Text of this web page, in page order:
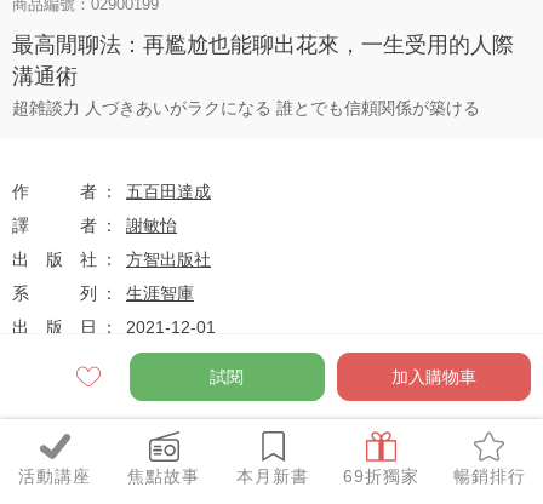
活動講座 焦點故事 本月新書 69折獨家 暢銷排行
商品編號：02900199
最高閒聊法：再尷尬也能聊出花來，一生受用的人際
溝通術
超雑談力 人づきあいがラクになる 誰とでも信頼関係が築ける
作者
五百田達成
譯者
謝敏怡
出版社
方智出版社
系列
生涯智庫
出版日
2021-12-01
定價 $300
優惠價 79折$237元
試閱 加入購物車